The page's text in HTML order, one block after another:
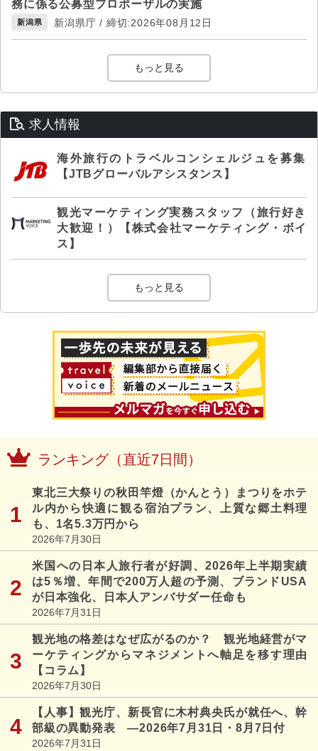
務に係る公募型プロポーザルの実施
新潟県 新潟県庁 / 締切:2026年08月12日
もっと見る
求人情報
海外旅行のトラベルコンシェルジュを募集
【JTBグローバルアシスタンス】
観光マーケティング実務スタッフ（旅行好き
大歓迎！）【株式会社マーケティング・ボイ
ス】
もっと見る
ランキング（直近7日間）
東北三大祭りの秋田竿燈（かんとう）まつりをホテ
ル内から快適に観る宿泊プラン、上質な郷土料理
も、1名5.3万円から
2026年7月30日
米国への日本人旅行者が好調、2026年上半期実績
は5％増、年間で200万人超の予測、ブランドUSA
が日本強化、日本人アンバサダー任命も
2026年7月31日
観光地の格差はなぜ広がるのか？ 観光地経営がマ
ーケティングからマネジメントへ軸足を移す理由
【コラム】
2026年7月30日
【人事】観光庁、新長官に木村典央氏が就任へ、幹
部級の異動発表 ―2026年7月31日・8月7日付
2026年7月31日